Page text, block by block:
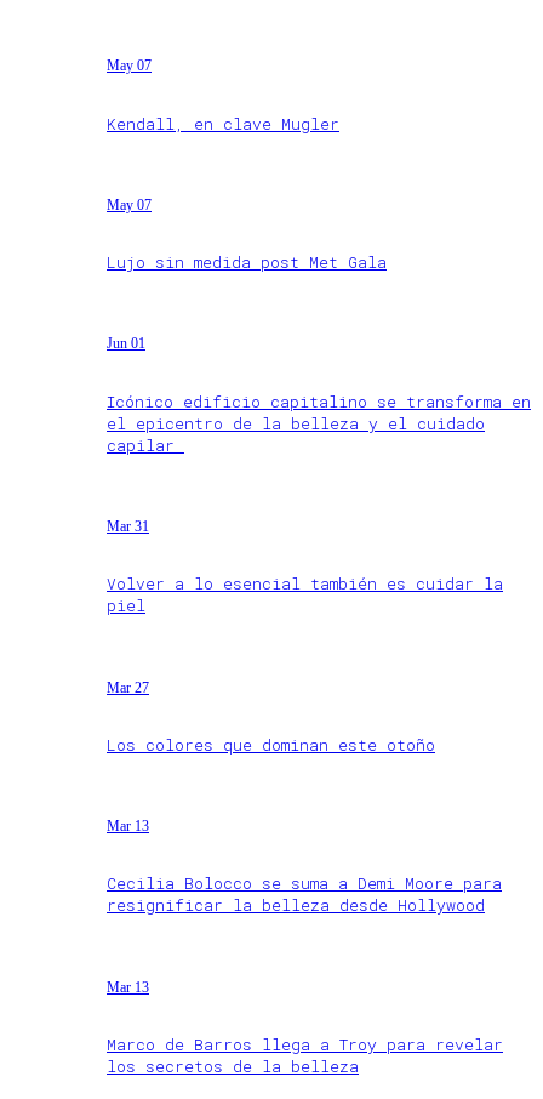
May 07
Kendall, en clave Mugler
May 07
Lujo sin medida post Met Gala
Jun 01
Icónico edificio capitalino se transforma en
el epicentro de la belleza y el cuidado
capilar
Mar 31
Volver a lo esencial también es cuidar la
piel
Mar 27
Los colores que dominan este otoño
Mar 13
Cecilia Bolocco se suma a Demi Moore para
resignificar la belleza desde Hollywood
Mar 13
Marco de Barros llega a Troy para revelar
los secretos de la belleza